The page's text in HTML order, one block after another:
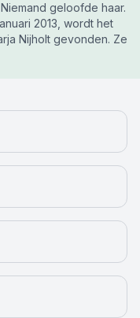
geloofde haar.
2013, wordt het
Nijholt gevonden. Ze